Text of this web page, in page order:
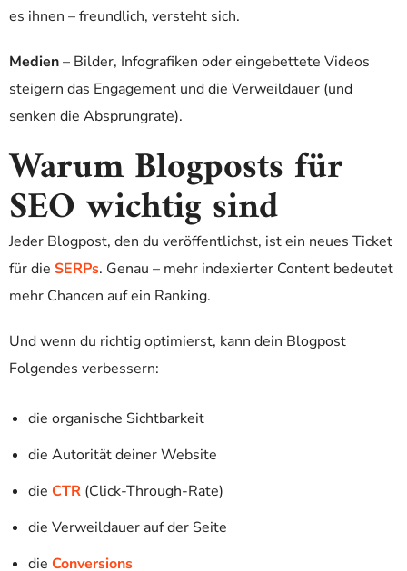
es ihnen – freundlich, versteht sich.
Medien– Bilder, Infografiken oder eingebettete Videos
steigern das Engagement und die Verweildauer (und
senken die Absprungrate).
Warum Blogposts für
SEO wichtig sind
Jeder Blogpost, den du veröffentlichst, ist ein neues Ticket
für die SERPs. Genau – mehr indexierter Content bedeutet
mehr Chancen auf ein Ranking.
Und wenn du richtig optimierst, kann dein Blogpost
Folgendes verbessern:
die organische Sichtbarkeit
die Autorität deiner Website
die CTR (Click-Through-Rate)
die Verweildauer auf der Seite
die Conversions